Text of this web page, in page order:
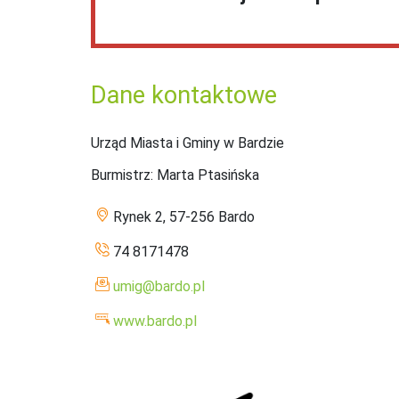
Dane kontaktowe
Urząd Miasta i Gminy w Bardzie
Burmistrz: Marta Ptasińska
Rynek 2, 57-256 Bardo
74 8171478
umig@bardo.pl
www.bardo.pl